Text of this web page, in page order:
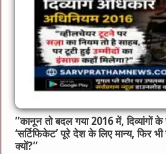
​”कानून तो बदल गया 2016 में, दिव्यांगों
‘सर्टिफिकेट’ पूरे देश के लिए मान्य, फिर भी
क्यों?”